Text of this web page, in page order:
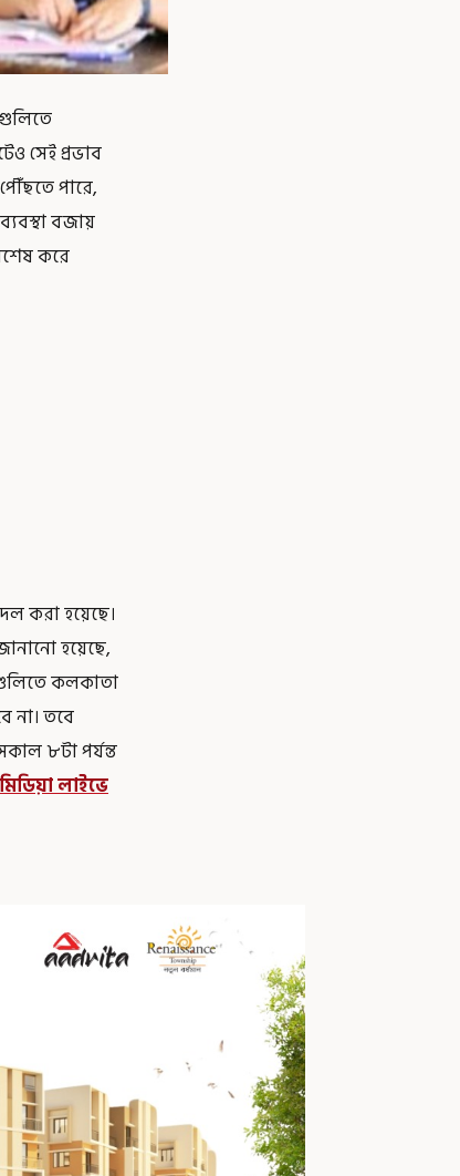
সেই প্রভাব
পারে,
বজায়
করে
করা হয়েছে।
হয়েছে,
কলকাতা
না। তবে
৮টা পর্যন্ত
লাইভে